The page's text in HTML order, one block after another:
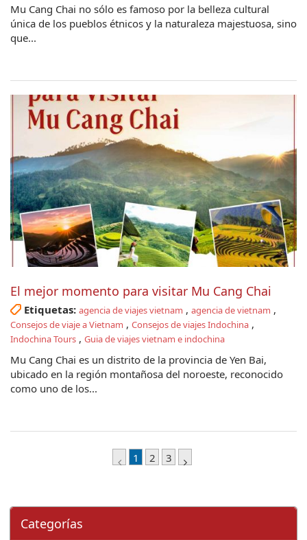
Mu Cang Chai no sólo es famoso por la belleza cultural
única de los pueblos étnicos y la naturaleza majestuosa, sino
que...
El mejor momento para visitar Mu Cang Chai
Etiquetas: agencia de viajes vietnam , agencia de vietnam ,
Consejos de viaje a Vietnam , Consejos de viajes Indochina ,
Indochina Tours , Guia de viajes vietnam e indochina
Mu Cang Chai es un distrito de la provincia de Yen Bai,
ubicado en la región montañosa del noroeste, reconocido
como uno de los...
1 2 3
Categorí­as